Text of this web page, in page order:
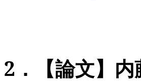
2 ．【論文】